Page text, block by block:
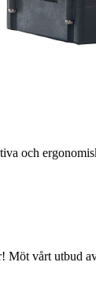
och
Möt vårt utbud